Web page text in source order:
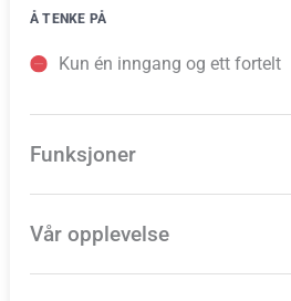
Å TENKE PÅ
Kun én inngang og ett fortelt
Funksjoner
Vår opplevelse